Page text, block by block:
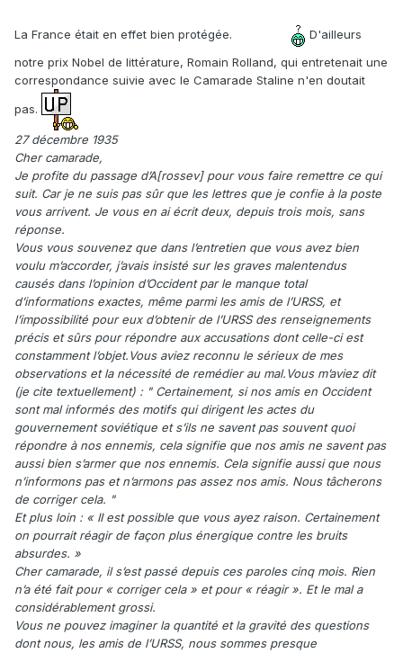
La France était en effet bien protégée.
D'ailleurs
notre prix Nobel de littérature, Romain Rolland, qui entretenait une
correspondance suivie avec le Camarade Staline n'en doutait
pas.
27 décembre 1935
Cher camarade,
Je profite du passage d’A[rossev] pour vous faire remettre ce qui
suit. Car je ne suis pas sûr que les lettres que je confie à la poste
vous arrivent. Je vous en ai écrit deux, depuis trois mois, sans
réponse.
Vous vous souvenez que dans l’entretien que vous avez bien
voulu m’accorder, j’avais insisté sur les graves malentendus
causés dans l’opinion d’Occident par le manque total
d’informations exactes, même parmi les amis de l’URSS, et
l’impossibilité pour eux d’obtenir de l’URSS des renseignements
précis et sûrs pour répondre aux accusations dont celle-ci est
constamment l’objet.Vous aviez reconnu le sérieux de mes
observations et la nécessité de remédier au mal.Vous m’aviez dit
(je cite textuellement) : " Certainement, si nos amis en Occident
sont mal informés des motifs qui dirigent les actes du
gouvernement soviétique et s’ils ne savent pas souvent quoi
répondre à nos ennemis, cela signifie que nos amis ne savent pas
aussi bien s’armer que nos ennemis. Cela signifie aussi que nous
n’informons pas et n’armons pas assez nos amis. Nous tâcherons
de corriger cela. "
Et plus loin : « II est possible que vous ayez raison. Certainement
on pourrait réagir de façon plus énergique contre les bruits
absurdes. »
Cher camarade, il s’est passé depuis ces paroles cinq mois. Rien
n’a été fait pour « corriger cela » et pour « réagir ». Et le mal a
considérablement grossi.
Vous ne pouvez imaginer la quantité et la gravité des questions
dont nous, les amis de l’URSS, nous sommes presque